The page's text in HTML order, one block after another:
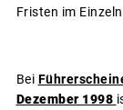
Fristen im
Bei
Dezember 1998